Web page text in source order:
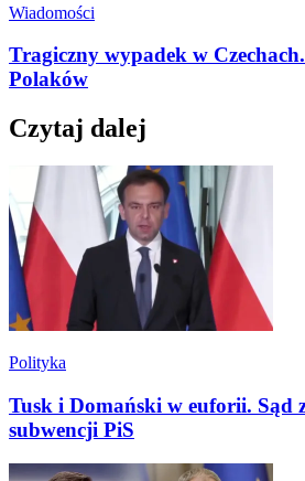
Wiadomości
Tragiczny wypadek w
Polaków
Czytaj dalej
Polityka
Tusk i Domański w euforii. Sąd
subwencji PiS